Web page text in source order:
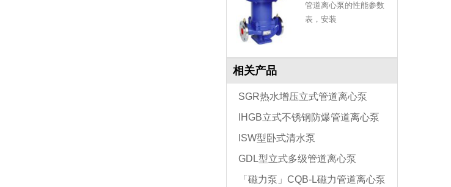
管道离心泵的性能参数
表，安装
相关产品
SGR热水增压立式管道离心泵
IHGB立式不锈钢防爆管道离心泵
ISW型卧式清水泵
GDL型立式多级管道离心泵
「磁力泵」CQB-L磁力管道离心泵